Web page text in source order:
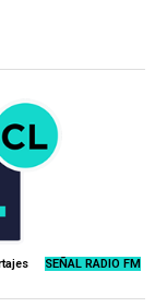
SEÑAL RADIO FM